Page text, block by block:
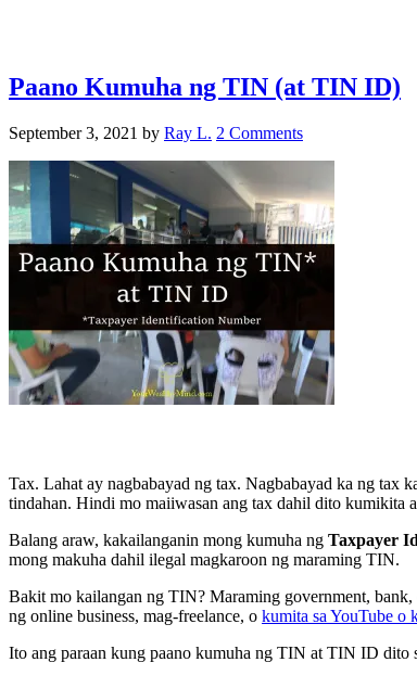
Paano Kumuha ng TIN (at TIN ID)
September 3, 2021 by Ray L. 2 Comments
Tax. Lahat ay nagbabayad ng tax. Nagbabayad ka ng tax
tindahan. Hindi mo maiiwasan ang tax dahil dito kumikita
Balang araw, kakailanganin mong kumuha ng Taxpayer
mong makuha dahil ilegal magkaroon ng maraming TIN.
Bakit mo kailangan ng TIN? Maraming government,
ng online business, mag-freelance, o kumita sa YouTube o
Ito ang paraan kung paano kumuha ng TIN at TIN ID dito